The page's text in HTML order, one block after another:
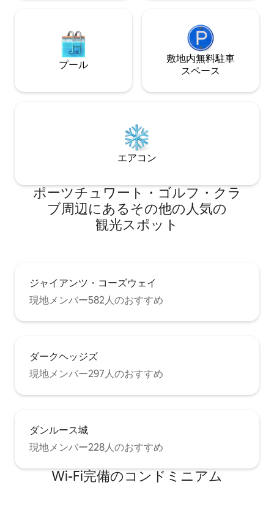
プール
敷地内無料駐⁠車
ス⁠ペ⁠ー⁠ス
エアコン
ポーツチュワート・ゴルフ・クラ
ブ⁠周⁠辺⁠に⁠あ⁠るそ⁠の⁠他⁠の人⁠気⁠の
観⁠光⁠ス⁠ポ⁠ッ⁠ト
ジャイアンツ・コーズウェイ
現地メンバー582人のおすすめ
ダークヘッジズ
現地メンバー297人のおすすめ
ダンルース城
現地メンバー228人のおすすめ
Wi-Fi完備のコンドミニアム